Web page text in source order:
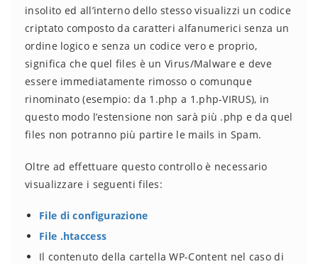
insolito ed all’interno dello stesso visualizzi un codice
criptato composto da caratteri alfanumerici senza un
ordine logico e senza un codice vero e proprio,
significa che quel files è un Virus/Malware e deve
essere immediatamente rimosso o comunque
rinominato (esempio: da 1.php a 1.php-VIRUS), in
questo modo l’estensione non sarà più .php e da quel
files non potranno più partire le mails in Spam.
Oltre ad effettuare questo controllo è necessario
visualizzare i seguenti files:
File di configurazione
File .htaccess
Il contenuto della cartella WP-Content nel caso di